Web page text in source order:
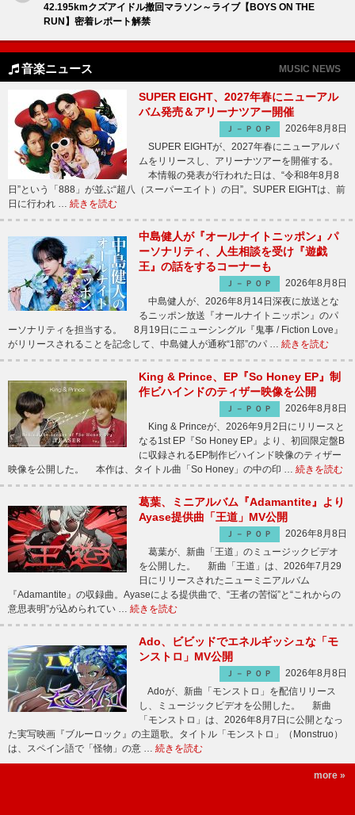
42.195kmクズアイドル撤回マラソン～ライブ【BOYS ON THE
RUN】密着レポート解禁
音楽ニュース MUSIC NEWS
SUPER EIGHT、2027年春にニューアル
バム発売＆アリーナツアー開催
Ｊ－ＰＯＰ
2026年8月8日
SUPER EIGHTが、2027年春にニューアルバ
ムをリリースし、アリーナツアーを開催する。
本情報の発表が行われた日は、“令和8年8月8
日”という「888」が並ぶ“超八（スーパーエイト）の日”。SUPER EIGHTは、前
日に行われ … 続きを読む
中島健人が『オールナイトニッポン』パ
ーソナリティ、人生相談を受け『遊戯
王』の話をするコーナーも
Ｊ－ＰＯＰ
2026年8月8日
中島健人が、2026年8月14日深夜に放送とな
るニッポン放送『オールナイトニッポン』のパ
ーソナリティを担当する。 8月19日にニューシングル『鬼事 / Fiction Love』
がリリースされることを記念して、中島健人が通称“1部”のパ … 続きを読む
King & Prince、EP『So Honey EP』制
作ビハインドのティザー映像を公開
Ｊ－ＰＯＰ
2026年8月8日
King & Princeが、2026年9月2日にリリースと
なる1st EP『So Honey EP』より、初回限定盤B
に収録されるEP制作ビハインド映像のティザー
映像を公開した。 本作は、タイトル曲「So Honey」の中の印 … 続きを読む
葛葉、ミニアルバム『Adamantite』より
Ayase提供曲「王道」MV公開
Ｊ－ＰＯＰ
2026年8月8日
葛葉が、新曲「王道」のミュージックビデオ
を公開した。 新曲「王道」は、2026年7月29
日にリリースされたニューミニアルバム
『Adamantite』の収録曲。Ayaseによる提供曲で、“王者の苦悩”と“これからの
意思表明”が込められてい … 続きを読む
Ado、ビビッドでエネルギッシュな「モ
ンストロ」MV公開
Ｊ－ＰＯＰ
2026年8月8日
Adoが、新曲「モンストロ」を配信リリース
し、ミュージックビデオを公開した。 新曲
「モンストロ」は、2026年8月7日に公開となっ
た実写映画『ブルーロック』の主題歌。タイトル「モンストロ」（Monstruo）
は、スペイン語で「怪物」の意 … 続きを読む
more »